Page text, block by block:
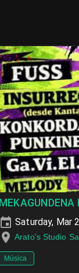
Saturday, Mar
Arato's Studio
Música